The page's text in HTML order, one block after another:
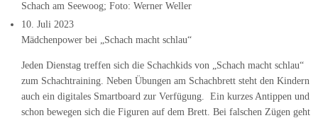
Schach am Seewoog; Foto: Werner Weller
10. Juli 2023
Mädchenpower bei „Schach macht schlau“
Jeden Dienstag treffen sich die Schachkids von „Schach macht schlau“
zum Schachtraining. Neben Übungen am Schachbrett steht den Kindern
auch ein digitales Smartboard zur Verfügung. Ein kurzes Antippen und
schon bewegen sich die Figuren auf dem Brett. Bei falschen Zügen geht